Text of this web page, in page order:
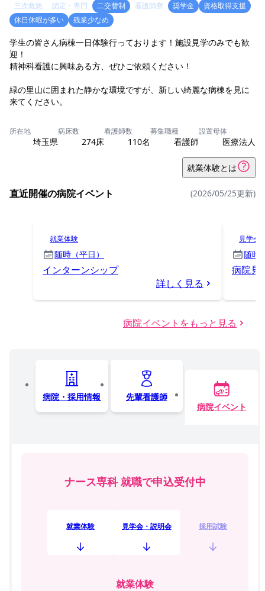
三次救急 認定・専門 二交替制 看護師寮 奨学金
資格取得支援
休日休暇が多い
残業少なめ
学生の皆さん病棟一日体験行っております！施設見学のみでも歓
迎！
精神科看護に興味ある方、ぜひご依頼ください！
緑の里山に囲まれた静かな環境ですが、新しい綺麗な病棟を見に
来てください。
所在地
埼玉県
病床数
274床
看護師数
110名
募集職種
看護師
設置母体
医療法人
就業体験とは
直近開催の病院イベント (2026/05/25更新)
就業体験
随時（平日）
インターンシップ
詳しく見る
見学会
随時
病院見
病院イベントをもっと見る
病院・採用情報
先輩看護師
病院イベント
ナース専科 就職で申込受付中
就業体験 見学会・説明会 採用試験
就業体験